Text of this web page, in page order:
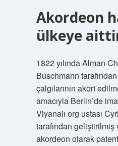
Akordeon
ülkeye
1822 yılında Alman
Buschmann
çalgılarının akort
amacıyla Berlin’de
Viyanalı org ustası
tarafından geliştirilmiş
akordeon olarak